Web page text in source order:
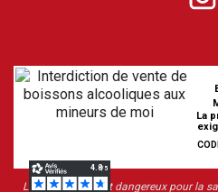
La
L’abus d’alcool est dangereux pour la